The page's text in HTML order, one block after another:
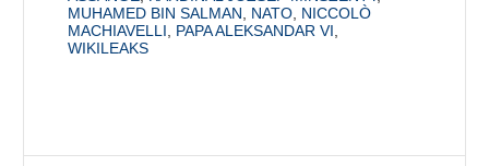
MUHAMED BIN SALMAN
NATO NICCOLÒ
MACHIAVELLI
PAPA ALEKSANDAR VI
WIKILEAKS